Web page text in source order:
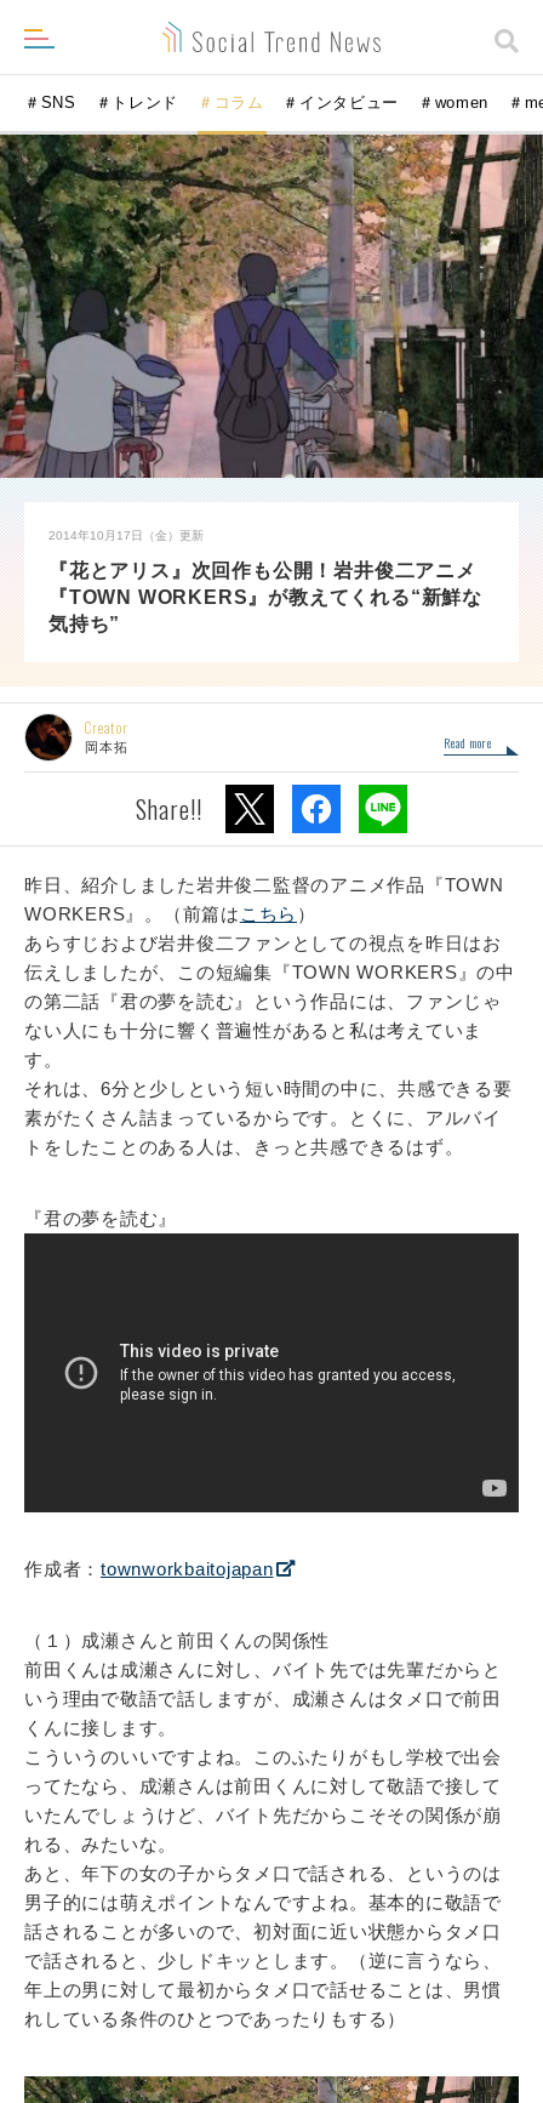
＃SNS ＃トレンド ＃コラム ＃インタビュー ＃women ＃
2014年10月17日（金） 更新
『花とアリス』次回作も公開！岩井俊二アニメ
『TOWN WORKERS』が教えてくれる“新鮮な
気持ち”
Creator
岡本拓 Read more
Share!!
昨日、紹介しました岩井俊二監督のアニメ作品『TOWN
WORKERS』。（前篇は こちら ）
あらすじおよび岩井俊二ファンとしての視点を昨日はお
伝えしましたが、この短編集『TOWN WORKERS』の中
の第二話『君の夢を読む』という作品には、ファンじゃ
ない人にも十分に響く普遍性があると私は考えていま
す。
それは、6分と少しという短い時間の中に、共感できる要
素がたくさん詰まっているからです。とくに、アルバイ
トをしたことのある人は、きっと共感できるはず。
『君の夢を読む』
作成者： townworkbaitojapan
（１）成瀬さんと前田くんの関係性
前田くんは成瀬さんに対し、バイト先では先輩だからと
いう理由で敬語で話しますが、成瀬さんはタメ口で前田
くんに接します。
こういうのいいですよね。このふたりがもし学校で出会
ってたなら、成瀬さんは前田くんに対して敬語で接して
いたんでしょうけど、バイト先だからこそその関係が崩
れる、みたいな。
あと、年下の女の子からタメ口で話される、というのは
男子的には萌えポイントなんですよね。基本的に敬語で
話されることが多いので、初対面に近い状態からタメ口
で話されると、少しドキッとします。（逆に言うなら、
年上の男に対して最初からタメ口で話せることは、男慣
れしている条件のひとつであったりもする）